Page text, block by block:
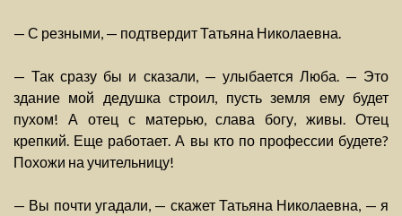
— С резными, — подтвердит Татьяна Николаевна.
— Так сразу бы и сказали, — улыбается Люба. — Это
здание мой дедушка строил, пусть земля ему будет
пухом! А отец с матерью, слава богу, живы. Отец
крепкий. Еще работает. А вы кто по профессии будете?
Похожи на учительницу!
— Вы почти угадали, — скажет Татьяна Николаевна, — я